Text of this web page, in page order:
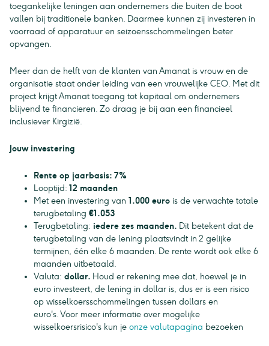
toegankelijke leningen aan ondernemers die buiten de boot
vallen bij traditionele banken. Daarmee kunnen zij investeren in
voorraad of apparatuur en seizoensschommelingen beter
opvangen.
Meer dan de helft van de klanten van Amanat is vrouw en de
organisatie staat onder leiding van een vrouwelijke CEO. Met dit
project krijgt Amanat toegang tot kapitaal om ondernemers
blijvend te financieren. Zo draag je bij aan een financieel
inclusiever Kirgizië.
Jouw investering
Rente op jaarbasis: 7%
Looptijd: 12 maanden
Met een investering van 1.000 euro is de verwachte totale
terugbetaling €1.053
Terugbetaling: iedere zes maanden. Dit betekent dat de
terugbetaling van de lening plaatsvindt in 2 gelijke
termijnen, één elke 6 maanden. De rente wordt ook elke 6
maanden uitbetaald.
Valuta: dollar. Houd er rekening mee dat, hoewel je in
euro investeert, de lening in dollar is, dus er is een risico
op wisselkoersschommelingen tussen dollars en
euro's. Voor meer informatie over mogelijke
wisselkoersrisico's kun je onze valutapagina bezoeken